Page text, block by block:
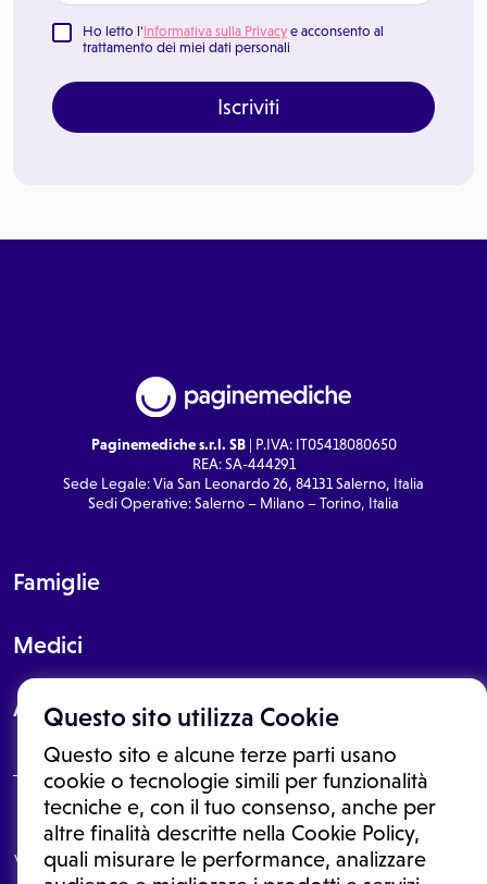
Questo sito utilizza Cookie
Questo sito e alcune terze parti usano
cookie o tecnologie simili per funzionalità
tecniche e, con il tuo consenso, anche per
altre finalità descritte nella Cookie Policy,
quali misurare le performance, analizzare
Ho letto l'Informativa sulla Privacy e acconsento al
trattamento dei miei dati personali
Iscriviti
Paginemediche s.r.l. SB| P.IVA: IT05418080650
REA: SA-444291
Sede Legale: Via San Leonardo 26, 84131 Salerno, Italia
Sedi Operative: Salerno – Milano – Torino, Italia
Famiglie
Medici
About
Le informazioni proposte in questo sito non sono un consulto medico.
In nessun caso, queste informazioni sostituiscono un consulto, una
visita o una diagnosi formulata dal medico. Non si devono considerare
le informazioni disponibili come suggerimenti per la formulazione di